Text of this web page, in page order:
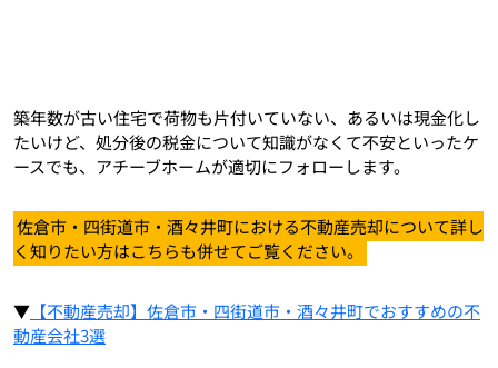
築年数が古い住宅で荷物も片付いていない、あるいは現金化し
たいけど、処分後の税金について知識がなくて不安といったケ
ースでも、アチーブホームが適切にフォローします。
佐倉市・四街道市・酒々井町における不動産売却について詳し
く知りたい方はこちらも併せてご覧ください。
▼ 【不動産売却】佐倉市・四街道市・酒々井町でおすすめの不
動産会社3選